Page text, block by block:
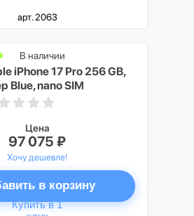
арт. 2063
iPhone 17 Pro 256 GB,
Blue, nano SIM
В наличии
Цена
97 075 ₽
Хочу дешевле!
в корзину
Купить в 1